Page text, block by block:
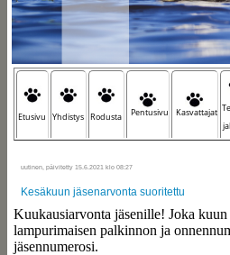
Etusivu Yhdistys Rodusta Pentusivu Kasvattajat
uutinen, päivitetty 15.6.2021 klo 08:27
Kesäkuun jäsenarvonta suoritettu
Kuukausiarvonta jäsenille! Joka
lampurimaisen palkinnon ja
jäsennumerosi.